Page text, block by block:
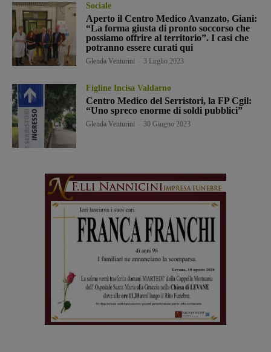
Sociale
Aperto il Centro Medico Avanzato, Giani:
“La forma giusta di pronto soccorso che
possiamo offrire al territorio”. I casi che
potranno essere curati qui
Glenda Venturini 3 Luglio 2023
Figline Incisa Valdarno
Centro Medico del Serristori, la FP Cgil:
“Uno spreco enorme di soldi pubblici”
Glenda Venturini 30 Giugno 2023